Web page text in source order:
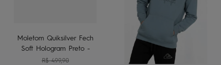
Moletom Quiksilver Fech
Soft Hologram Preto -
R$ 499,90